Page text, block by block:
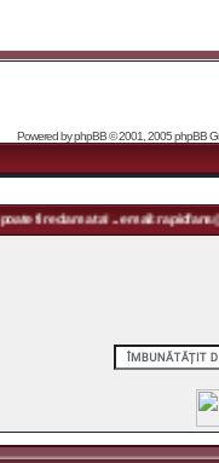
Powered byphpBB© 2001, 2005 phpBB
... email: rapidfans@gmail.com